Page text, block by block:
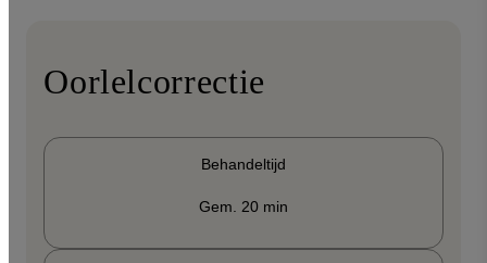
Oorlelcorrectie
Behandeltijd
Gem. 20 min